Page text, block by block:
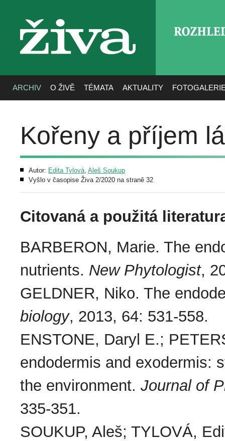
živa
ARCHIV O ŽIVĚ TÉMATA AKTUALITY
Kořeny a příjem
Autor: Edita Tylová, Aleš Soukup
Vyšlo v časopise Živa 2/2020 na straně 32
Citovaná a použitá
BARBERON, Marie. The
nutrients. New Phytologist,
GELDNER, Niko. The
biology, 2013, 64: 531-558.
ENSTONE, Daryl E.;
endodermis and exodermis:
the environment. Journal of
335-351.
SOUKUP, Aleš; TYLOVÁ,